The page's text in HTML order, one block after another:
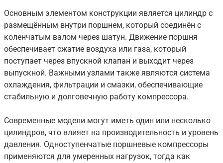
Основным элементом конструкции является цилиндр с
размещённым внутри поршнем, который соединён с
коленчатым валом через шатун. Движение поршня
обеспечивает сжатие воздуха или газа, который
поступает через впускной клапан и выходит через
выпускной. Важными узлами также являются система
охлаждения, фильтрации и смазки, обеспечивающие
стабильную и долговечную работу компрессора.
Современные модели могут иметь один или несколько
цилиндров, что влияет на производительность и уровень
давления. Одноступенчатые поршневые компрессоры
применяются для умеренных нагрузок, тогда как